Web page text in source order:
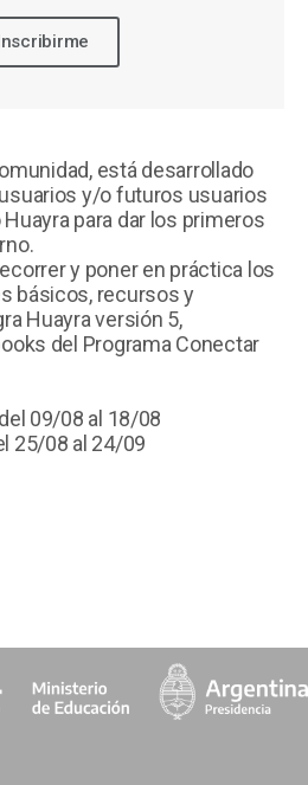
está desarrollado
y/o futuros usuarios
para dar los primeros
y poner en práctica los
básicos, recursos y
Huayra versión 5,
del Programa Conectar
09/08 al 18/08
25/08 al 24/09